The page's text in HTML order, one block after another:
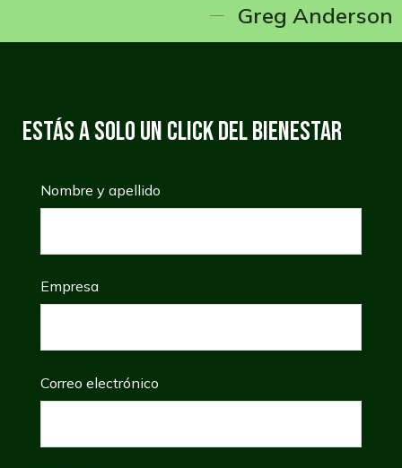
Greg Anderson
Estás a solo un click del Bienestar
Nombre y apellido
Empresa
Correo electrónico